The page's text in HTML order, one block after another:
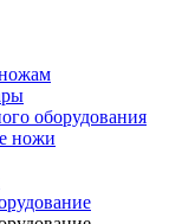
оборудования
ножи